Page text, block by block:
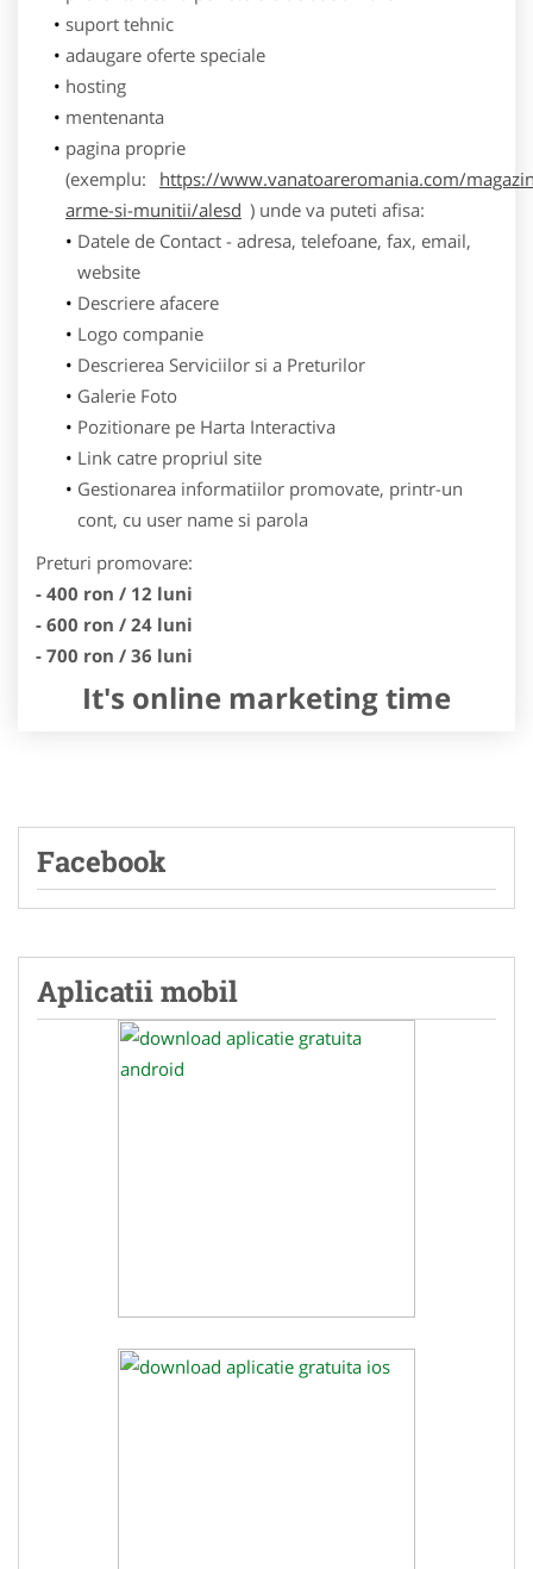
suport tehnic
adaugare oferte speciale
hosting
mentenanta
pagina proprie
(exemplu:
https://www.vanatoareromania.com/
arme-si-munitii/alesd ) unde va puteti afisa:
Datele de Contact - adresa, telefoane, fax, email,
website
Descriere afacere
Logo companie
Descrierea Serviciilor si a Preturilor
Galerie Foto
Pozitionare pe Harta Interactiva
Link catre propriul site
Gestionarea informatiilor promovate, printr-un
cont, cu user name si parola
Preturi promovare:
- 400 ron / 12 luni
- 600 ron / 24 luni
- 700 ron / 36 luni
It's online marketing time
Facebook
Aplicatii mobil